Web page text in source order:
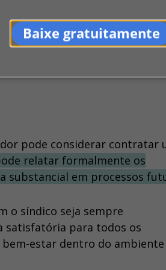
Baixe gratuitamente
uma inspeçãono local
pode considerar contratar
relatar formalmente os
substancial em processos
o síndico seja sempre
satisfatória para todos os
bem-estar dentro do ambiente